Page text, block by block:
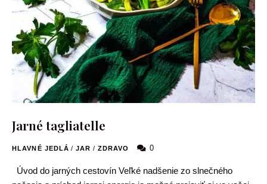
Jarné tagliatelle
HLAVNÉ JEDLÁ / JAR / ZDRAVO 0
Úvod do jarných cestovín Veľké nadšenie zo slnečného